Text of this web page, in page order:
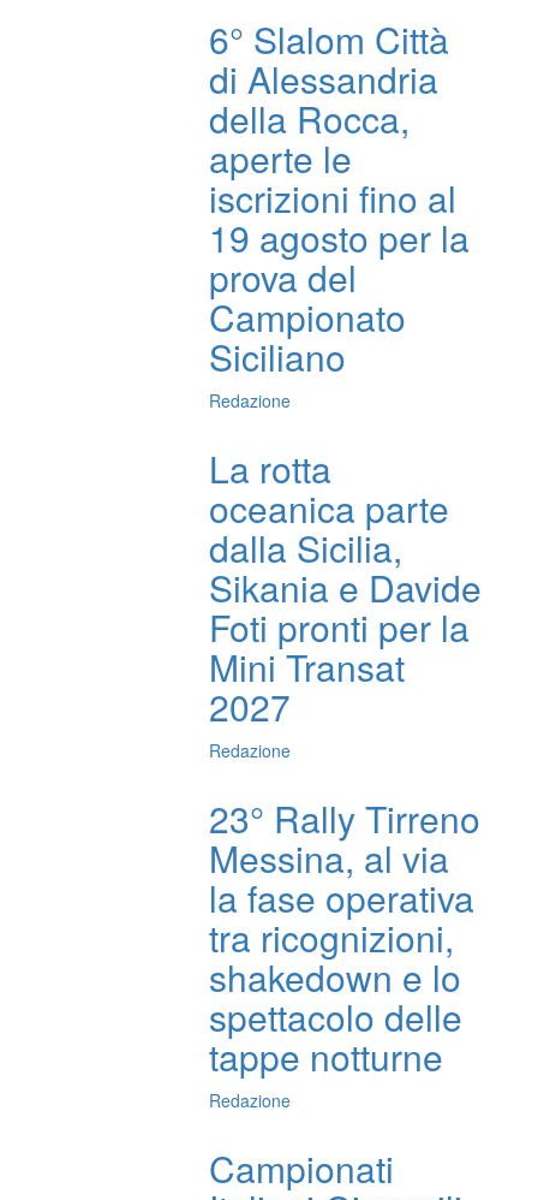
6° Slalom Città
di Alessandria
della Rocca,
aperte le
iscrizioni fino al
19 agosto per la
prova del
Campionato
Siciliano
Redazione
La rotta
oceanica parte
dalla Sicilia,
Sikania e Davide
Foti pronti per la
Mini Transat
2027
Redazione
23° Rally Tirreno
Messina, al via
la fase operativa
tra ricognizioni,
shakedown e lo
spettacolo delle
tappe notturne
Redazione
Campionati